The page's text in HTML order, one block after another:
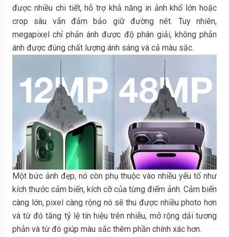
được nhiều chi tiết, hỗ trợ khả năng in ảnh khổ lớn hoặc
crop sâu vẫn đảm bảo giữ đường nét. Tuy nhiên,
megapixel chỉ phản ánh được độ phân giải, không phản
ánh được đúng chất lượng ánh sáng và cả màu sắc.
Một bức ảnh đẹp, nó còn phụ thuộc vào nhiều yếu tố như
kích thước cảm biến, kích cỡ của từng điểm ảnh. Cảm biến
càng lớn, pixel càng rộng nó sẽ thu được nhiều photo hơn
và từ đó tăng tỷ lệ tín hiệu trên nhiễu, mở rộng dải tương
phản và từ đó giúp màu sắc thêm phần chính xác hơn.